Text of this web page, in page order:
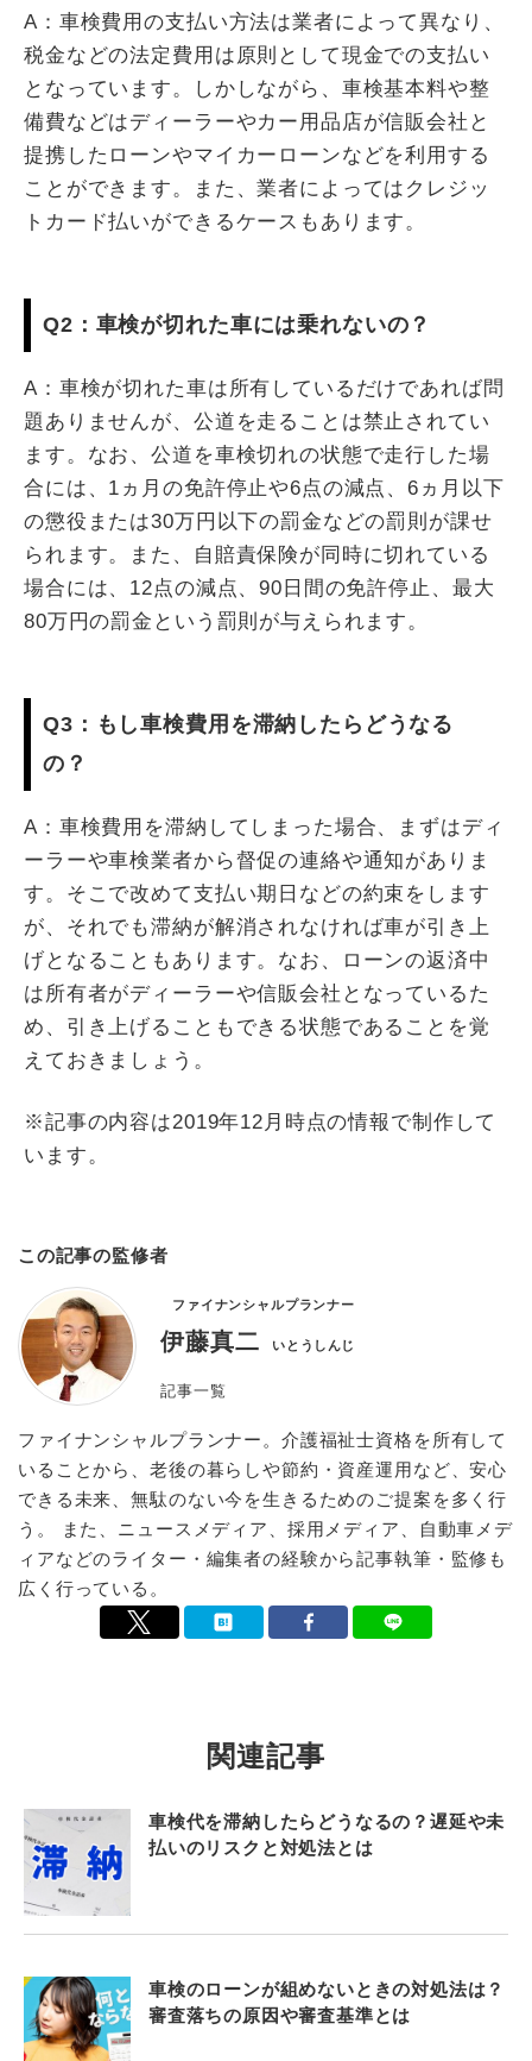
A：車検費用の支払い方法は業者によって異なり、
税金などの法定費用は原則として現金での支払い
となっています。しかしながら、車検基本料や整
備費などはディーラーやカー用品店が信販会社と
提携したローンやマイカーローンなどを利用する
ことができます。また、業者によってはクレジッ
トカード払いができるケースもあります。
Q2：車検が切れた車には乗れないの？
A：車検が切れた車は所有しているだけであれば問
題ありませんが、公道を走ることは禁止されてい
ます。なお、公道を車検切れの状態で走行した場
合には、1ヵ月の免許停止や6点の減点、6ヵ月以下
の懲役または30万円以下の罰金などの罰則が課せ
られます。また、自賠責保険が同時に切れている
場合には、12点の減点、90日間の免許停止、最大
80万円の罰金という罰則が与えられます。
Q3：もし車検費用を滞納したらどうなる
の？
A：車検費用を滞納してしまった場合、まずはディ
ーラーや車検業者から督促の連絡や通知がありま
す。そこで改めて支払い期日などの約束をします
が、それでも滞納が解消されなければ車が引き上
げとなることもあります。なお、ローンの返済中
は所有者がディーラーや信販会社となっているた
め、引き上げることもできる状態であることを覚
えておきましょう。
※記事の内容は2019年12月時点の情報で制作して
います。
この記事の監修者
ファイナンシャルプランナー
伊藤真二 いとうしんじ
記事一覧
ファイナンシャルプランナー。介護福祉士資格を所有して
いることから、老後の暮らしや節約・資産運用など、安心
できる未来、無駄のない今を生きるためのご提案を多く行
う。 また、ニュースメディア、採用メディア、自動車メデ
ィアなどのライター・編集者の経験から記事執筆・監修も
広く行っている。
関連記事
車検代を滞納したらどうなるの？遅延や未
払いのリスクと対処法とは
車検のローンが組めないときの対処法は？
審査落ちの原因や審査基準とは